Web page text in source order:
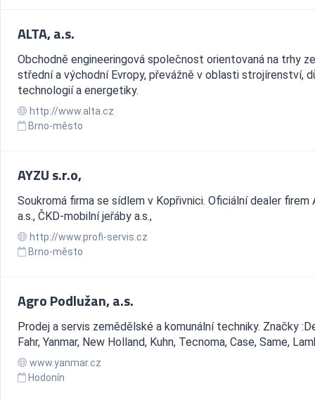
ALTA, a.s.
Obchodně engineeringová společnost orientovaná na trhy
střední a východní Evropy, převážně v oblasti strojírenství,
technologií a energetiky.
http://www.alta.cz
Brno-město
AYZU s.r.o,
Soukromá firma se sídlem v Kopřivnici. Oficiální dealer firem
a.s., ČKD-mobilní jeřáby a.s.,
http://www.profi-servis.cz
Brno-město
Agro Podlužan, a.s.
Prodej a servis zemědělské a komunální techniky. Značky
Fahr, Yanmar, New Holland, Kuhn, Tecnoma, Case, Same,
www.yanmar.cz
Hodonín